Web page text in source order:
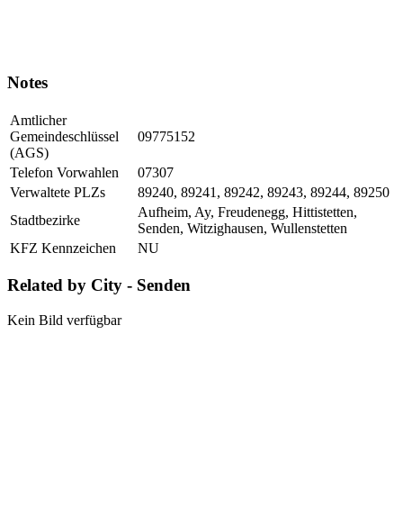
Notes
Amtlicher
Gemeindeschlüssel
(AGS)
09775152
Telefon Vorwahlen
07307
Verwaltete PLZs
89240, 89241, 89242, 89243, 89244, 89250
Stadtbezirke
Aufheim, Ay, Freudenegg, Hittistetten,
Senden, Witzighausen, Wullenstetten
KFZ Kennzeichen
NU
Related by City - Senden
Kein Bild verfügbar